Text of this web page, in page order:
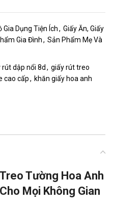
Gia Dụng Tiện Ích, Giấy Ăn, Giấy
Gia Đình, Sản Phẩm Mẹ Và
rút dập nổi 8d , giấy rút treo
cao cấp, khăn giấy hoa anh
Tường Hoa Anh
Mọi Không Gian